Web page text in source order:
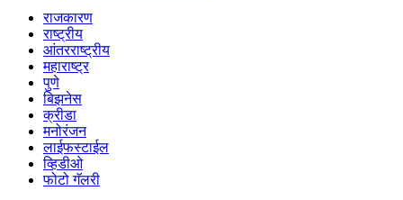
राजकारण
राष्ट्रीय
आंतरराष्ट्रीय
महाराष्ट्र
पुणे
बिझनेस
क्रीडा
मनोरंजन
लाईफस्टाईल
व्हिडीओ
फोटो गॅलरी